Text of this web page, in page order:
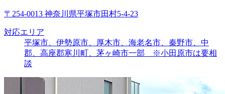
〒254-0013 神奈川県平塚市田村5-4-23
対応エリア
平塚市、伊勢原市、厚木市、海老名市、秦野市、中
郡、高座郡寒川町、茅ヶ崎市一部 ※小田原市は要相
談